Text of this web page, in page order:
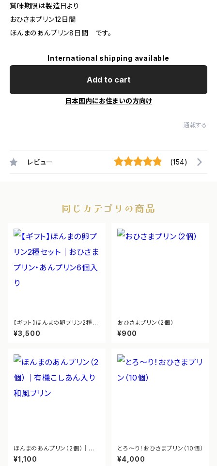
賞味期限は製造日より
おひさまプリン12日間
ほんまのあんプリン8日間 です。
International shipping available
Add to cart
日本国内にお住まいの方向け
通報する
レビュー (154)
同じカテゴリの商品
【ギフト】ほんまの卵プリン2種セ
ット｜おひさまプリン・あんプリ
ン6個入り
¥3,500
おひさまプリン（2個）
¥900
ほんまのあんプリン（2個）｜有
機こしあん入り和風プリン
¥1,100
とろ～り！おひさまプリン（10個）
¥4,000